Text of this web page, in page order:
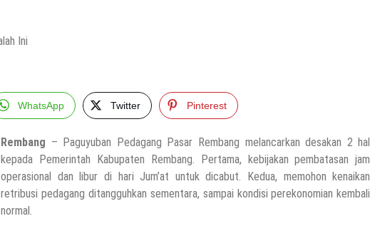
WhatsApp Twitter Pinterest
Rembang – Paguyuban Pedagang Pasar Rembang melancarkan desakan 2 hal
kepada Pemerintah Kabupaten Rembang. Pertama, kebijakan pembatasan jam
operasional dan libur di hari Jum’at untuk dicabut. Kedua, memohon kenaikan
retribusi pedagang ditangguhkan sementara, sampai kondisi perekonomian kembali
normal.